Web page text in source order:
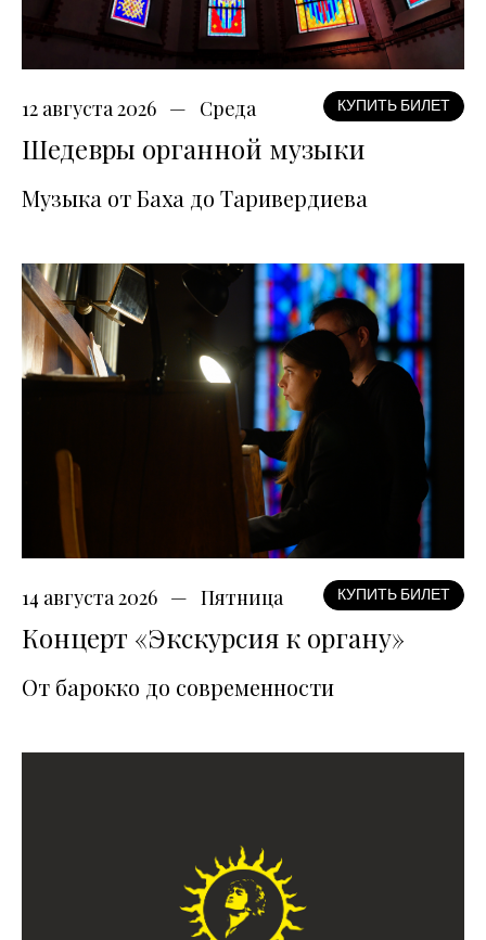
12 августа 2026 Среда КУПИТЬ БИЛЕТ
Шедевры органной музыки
Музыка от Баха до Таривердиева
14 августа 2026 Пятница КУПИТЬ БИЛЕТ
Концерт «Экскурсия к органу»
От барокко до современности